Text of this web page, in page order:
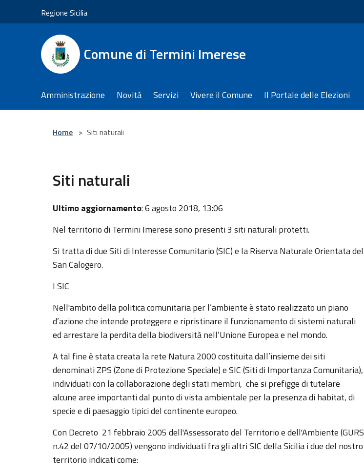
Regione Sicilia
Comune di Termini Imerese
Amministrazione Novità Servizi Vivere il Comune Il Portale delle Elezioni
Home > Siti naturali
Siti naturali
Ultimo aggiornamento: 6 agosto 2018, 13:06
Nel territorio di Termini Imerese sono presenti 3 siti naturali protetti.
Si tratta di due Siti di Interesse Comunitario (SIC) e la Riserva Naturale Orientata del
San Calogero.
I SIC
Nell'ambito della politica comunitaria per l’ambiente è stato realizzato un piano
d’azione che intende proteggere e ripristinare il funzionamento di sistemi naturali
ed arrestare la perdita della biodiversità nell’Unione Europea e nel mondo.
A tal fine è stata creata la rete Natura 2000 costituita dall’insieme dei siti
denominati ZPS (Zone di Protezione Speciale) e SIC (Siti di Importanza Comunitaria),
individuati con la collaborazione degli stati membri, che si prefigge di tutelare
alcune aree importanti dal punto di vista ambientale per la presenza di habitat, di
specie e di paesaggio tipici del continente europeo.
Con Decreto 21 febbraio 2005 dell'Assessorato del Territorio e dell'Ambiente (GURS
n.42 del 07/10/2005) vengono individuati fra gli altri SIC della Sicilia i due del nostro
territorio indicati come: